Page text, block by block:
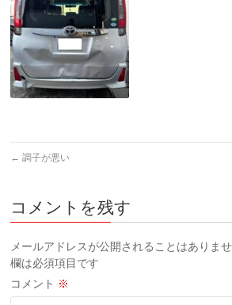
← 調子が悪い
コメントを残す
メールアドレスが公開されることはありませ
欄は必須項目です
コメント ※